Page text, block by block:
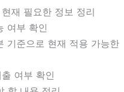
재 필요한 정보 정리
여부 확인
기준으로 현재 적용 가능한
여부 확인